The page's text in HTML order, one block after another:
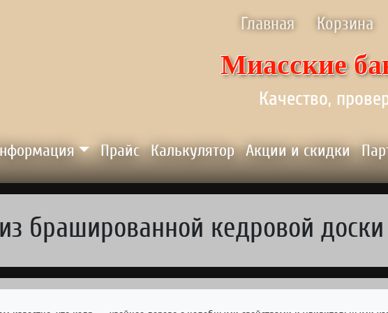
Главная Корзина
Миасские
Качество,
Прайс Калькулятор Акции и скидки
брашированной кедровой доски